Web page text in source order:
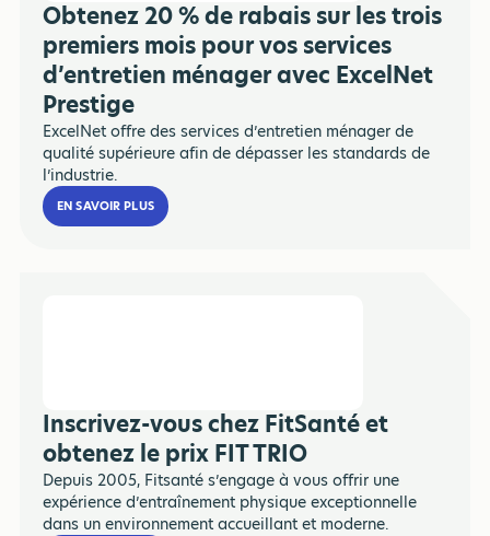
Obtenez 20 % de rabais sur les trois
premiers mois pour vos services
d’entretien ménager avec ExcelNet
Prestige
ExcelNet offre des services d’entretien ménager de
qualité supérieure afin de dépasser les standards de
l’industrie.
EN SAVOIR PLUS
Inscrivez-vous chez FitSanté et
obtenez le prix FIT TRIO
Depuis 2005, Fitsanté s’engage à vous offrir une
expérience d’entraînement physique exceptionnelle
dans un environnement accueillant et moderne.